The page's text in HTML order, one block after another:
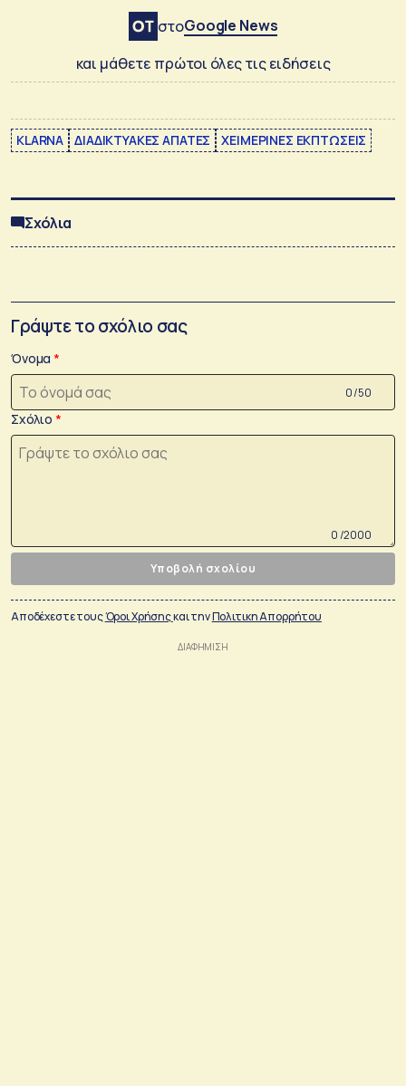
στοGoogle News
και μάθετε πρώτοι όλες τις ειδήσεις
KLARNA ΔΙΑΔΙΚΤΥΑΚΕΣ ΑΠΑΤΕΣ ΧΕΙΜΕΡΙΝΕΣ ΕΚΠΤΩΣΕΙΣ
Σχόλια
Γράψτε το σχόλιο σας
Όνομα
0 /50
Σχόλιο
0 /2000
Υποβολή σχολίου
Αποδέχεστε τουςΌροι Χρήσηςκαι τηνΠολιτικη Απορρήτου